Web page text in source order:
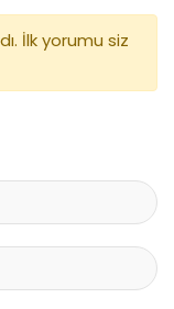
İlk yorumu siz